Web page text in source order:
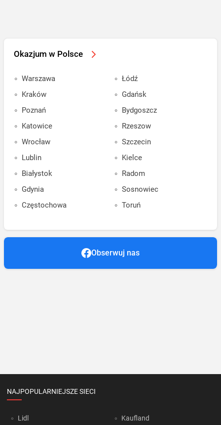
Okazjum w Polsce
Warszawa
Kraków
Poznań
Katowice
Wrocław
Lublin
Białystok
Gdynia
Częstochowa
Łódź
Gdańsk
Bydgoszcz
Rzeszow
Szczecin
Kielce
Radom
Sosnowiec
Toruń
Obserwuj nas
NAJPOPULARNIEJSZE SIECI
Lidl Kaufland